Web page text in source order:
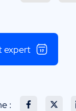
expert
: